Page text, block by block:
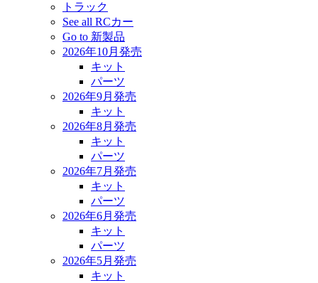
トラック
See all RCカー
Go to 新製品
2026年10月発売
キット
パーツ
2026年9月発売
キット
2026年8月発売
キット
パーツ
2026年7月発売
キット
パーツ
2026年6月発売
キット
パーツ
2026年5月発売
キット